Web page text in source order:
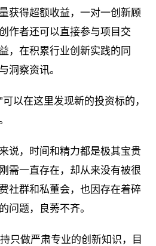
获得超额收益，一对一创新顾
作者还可以直接参与项目交
，在积累行业创新实践的同
洞察资讯。
可以在这里发现新的投资标的，
说，时间和精力都是极其宝贵
需一直存在，却从来没有被很
社群和私董会，也因存在着碎
问题，良莠不齐。
只做严肃专业的创新知识，目